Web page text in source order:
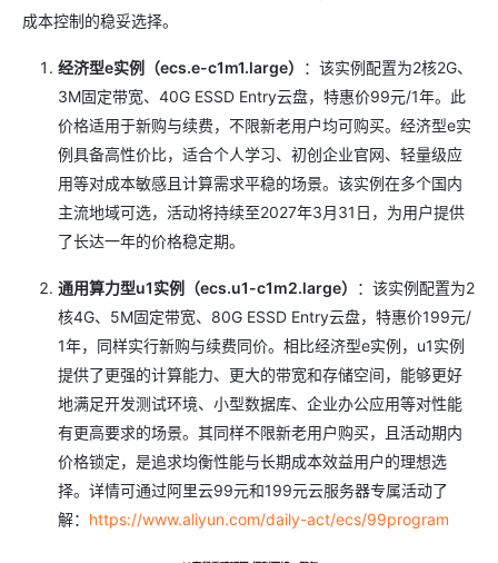
成本控制的稳妥选择。
经济型e实例（ecs.e-c1m1.large）
：该实例配置为2核2G、
3M固定带宽、40G ESSD Entry云盘，特惠价99元/1年。此
价格适用于新购与续费，不限新老用户均可购买。经济型e实
例具备高性价比，适合个人学习、初创企业官网、轻量级应
用等对成本敏感且计算需求平稳的场景。该实例在多个国内
主流地域可选，活动将持续至2027年3月31日，为用户提供
了长达一年的价格稳定期。
通用算力型u1实例（ecs.u1-c1m2.large）
：该实例配置为2
核4G、5M固定带宽、80G ESSD Entry云盘，特惠价199元/
1年，同样实行新购与续费同价。相比经济型e实例，u1实例
提供了更强的计算能力、更大的带宽和存储空间，能够更好
地满足开发测试环境、小型数据库、企业办公应用等对性能
有更高要求的场景。其同样不限新老用户购买，且活动期内
价格锁定，是追求均衡性能与长期成本效益用户的理想选
择。详情可通过阿里云99元和199元云服务器专属活动了
解： https://www.aliyun.com/daily-act/ecs/99program